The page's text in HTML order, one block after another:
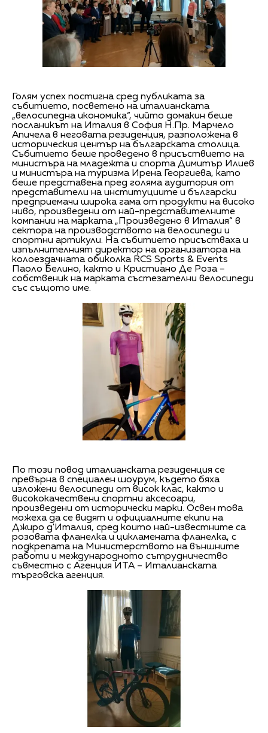
Голям успех постигна сред публиката за
събитието, посветено на италианската
„велосипедна икономика“, чийто домакин беше
посланикът на Италия в София Н.Пр. Марчело
Апичела в неговата резиденция, разположена в
историческия център на българската столица.
Събитието беше проведено в присъствието на
министъра на младежта и спорта Димитър Илиев
и министъра на туризма Ирена Георгиева, като
беше представена пред голяма аудитория от
представители на институциите и български
предприемачи широка гама от продукти на високо
ниво, произведени от най-представителните
компании на марката „Произведено в Италия“ в
сектора на производството на велосипеди и
спортни артикули. На събитието присъстваха и
изпълнителният директор на организатора на
колоездачната обиколка RCS Sports & Events
Паоло Белино, както и Кристиано Де Роза –
собственик на марката състезателни велосипеди
със същото име.
По този повод италианската резиденция се
превърна в специален шоурум, където бяха
изложени велосипеди от висок клас, както и
висококачествени спортни аксесоари,
произведени от исторически марки. Освен това
можеха да се видят и официалните екипи на
Джиро д'Италия, сред които най-известните са
розовата фланелка и цикламената фланелка, с
подкрепата на Министерството на външните
работи и международното сътрудничество
съвместно с Агенция ИТА – Италианската
търговска агенция.